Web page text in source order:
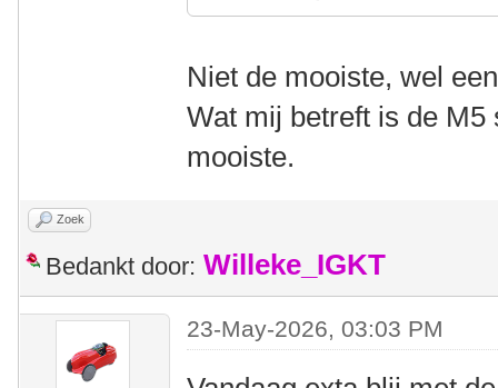
Niet de mooiste, wel
Wat mij betreft is de
mooiste.
Zoek
Bedankt door: Willeke_IGKT
23-May-2026, 03:03 PM